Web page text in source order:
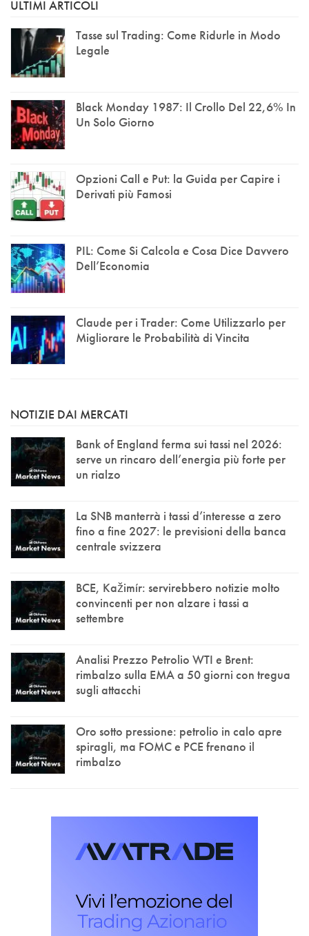
ULTIMI ARTICOLI
Tasse sul Trading: Come Ridurle in Modo
Legale
Black Monday 1987: Il Crollo Del 22,6% In
Un Solo Giorno
Opzioni Call e Put: la Guida per Capire i
Derivati più Famosi
PIL: Come Si Calcola e Cosa Dice Davvero
Dell’Economia
Claude per i Trader: Come Utilizzarlo per
Migliorare le Probabilità di Vincita
NOTIZIE DAI MERCATI
Bank of England ferma sui tassi nel 2026:
serve un rincaro dell’energia più forte per
un rialzo
La SNB manterrà i tassi d’interesse a zero
fino a fine 2027: le previsioni della banca
centrale svizzera
BCE, Kažimír: servirebbero notizie molto
convincenti per non alzare i tassi a
settembre
Analisi Prezzo Petrolio WTI e Brent:
rimbalzo sulla EMA a 50 giorni con tregua
sugli attacchi
Oro sotto pressione: petrolio in calo apre
spiragli, ma FOMC e PCE frenano il
rimbalzo